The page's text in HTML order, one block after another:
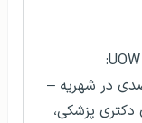
بورسیه تحصیلی عالی دانشگاهی UOW:
– تخفیف ۳۰ درصدی در شهریه –
پزشکی،